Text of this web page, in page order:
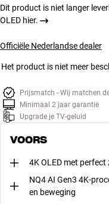
Winkels
Klantenservice
Klantenservice
Dit product is niet langer
OLED hier.
Officiële Nederlandse dealer
Het product is niet meer
Prijsmatch - Wij matchen
Minimaal 2 jaar garantie
Upgrade je TV-geluid
VOORS
4K OLED met
NQ4 AI Gen3 4K-
en beweging